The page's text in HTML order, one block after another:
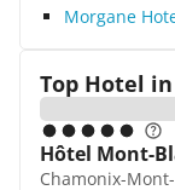
Morgane
Top Hotel in
Hôtel Mont-
Chamonix-